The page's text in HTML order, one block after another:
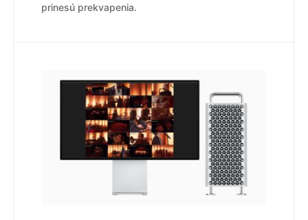
prinesú prekvapenia.